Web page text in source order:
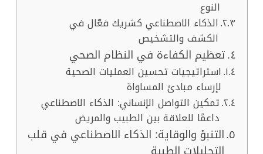
النوع
الذكاء الاصطناعي كشريك فعّال في
الكشف والتشخيص
تعظيم الكفاءة في النظام الصحي
استراتيجيات تحسين العمليات الصحية
لإرساء مبادئ المساواة
تمكين التواصل الإنساني: الذكاء الاصطناعي
داعمًا للعلاقة بين الطبيب والمريض
التنبؤ والوقاية: الذكاء الاصطناعي في قلب